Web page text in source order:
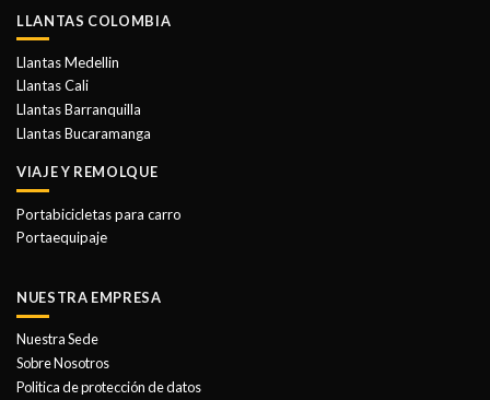
de
LLANTAS COLOMBIA
Llantas Medellin
Llantas Cali
Llantas Barranquilla
Llantas Bucaramanga
VIAJE Y REMOLQUE
Portabicicletas para carro
Portaequipaje
NUESTRA EMPRESA
Nuestra Sede
Sobre Nosotros
Politica de protección de datos